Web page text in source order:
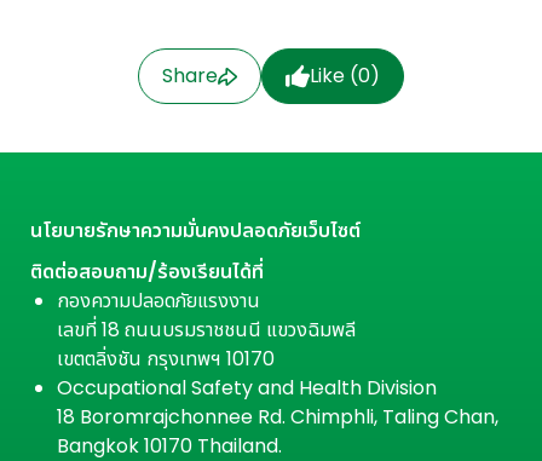
Share Like (0)
นโยบายรักษาความมั่นคงปลอดภัยเว็บไซต์
ติดต่อสอบถาม/ร้องเรียนได้ที่
กองความปลอดภัยแรงงาน
เลขที่ 18 ถนนบรมราชชนนี แขวงฉิมพลี
เขตตลิ่งชัน กรุงเทพฯ 10170
Occupational Safety and Health Division
18 Boromrajchonnee Rd. Chimphli, Taling Chan,
Bangkok 10170 Thailand.